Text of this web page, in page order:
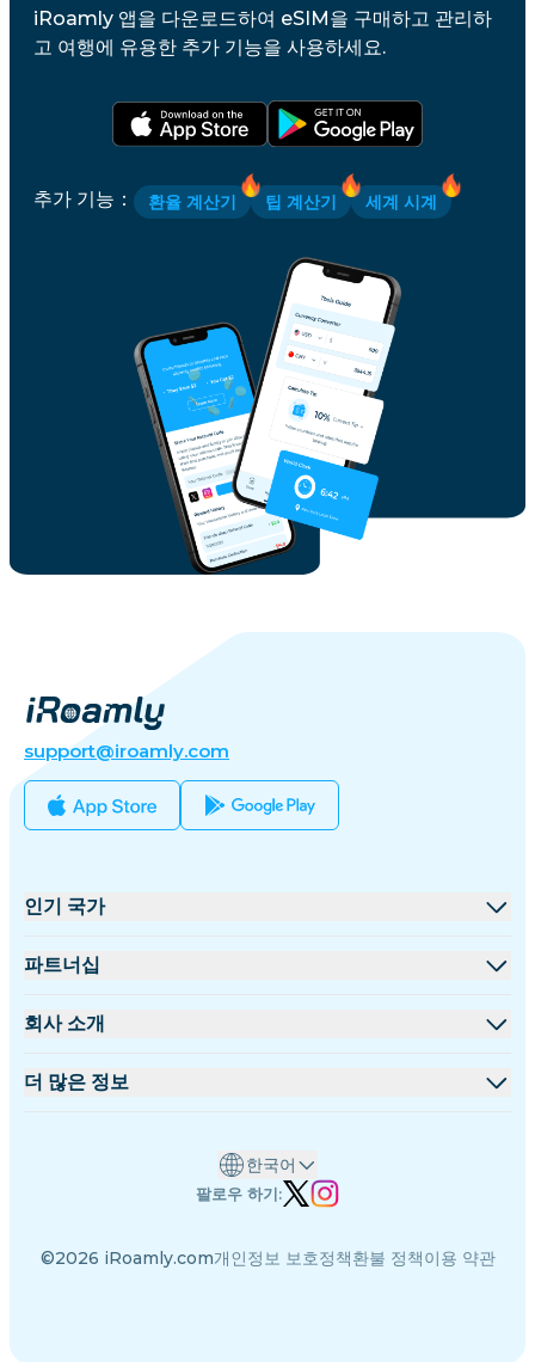
iRoamly 앱을 다운로드하여 eSIM을 구매하고 관리하
고 여행에 유용한 추가 기능을 사용하세요.
추가 기능 ： 환율 계산기 팁 계산기 세계 시계
support@iroamly.com
인기 국가
미국
프랑스
인도
파트너십
도매 플랫폼
회사 소개
iRoamly 소개
더 많은 정보
저자 팀
©2026 iRoamly.com개인정보 보호정책환불 정책이용 약관
한국어
팔로우 하기: